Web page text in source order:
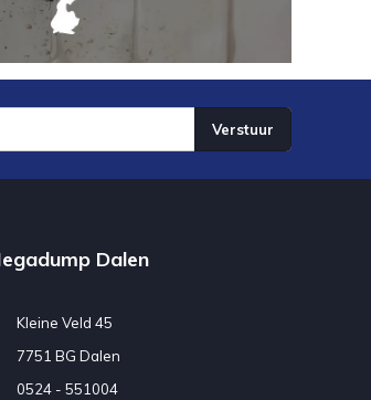
Verstuur
Dalen
Kleine Veld 45
7751 BG Dalen
0524 - 551004